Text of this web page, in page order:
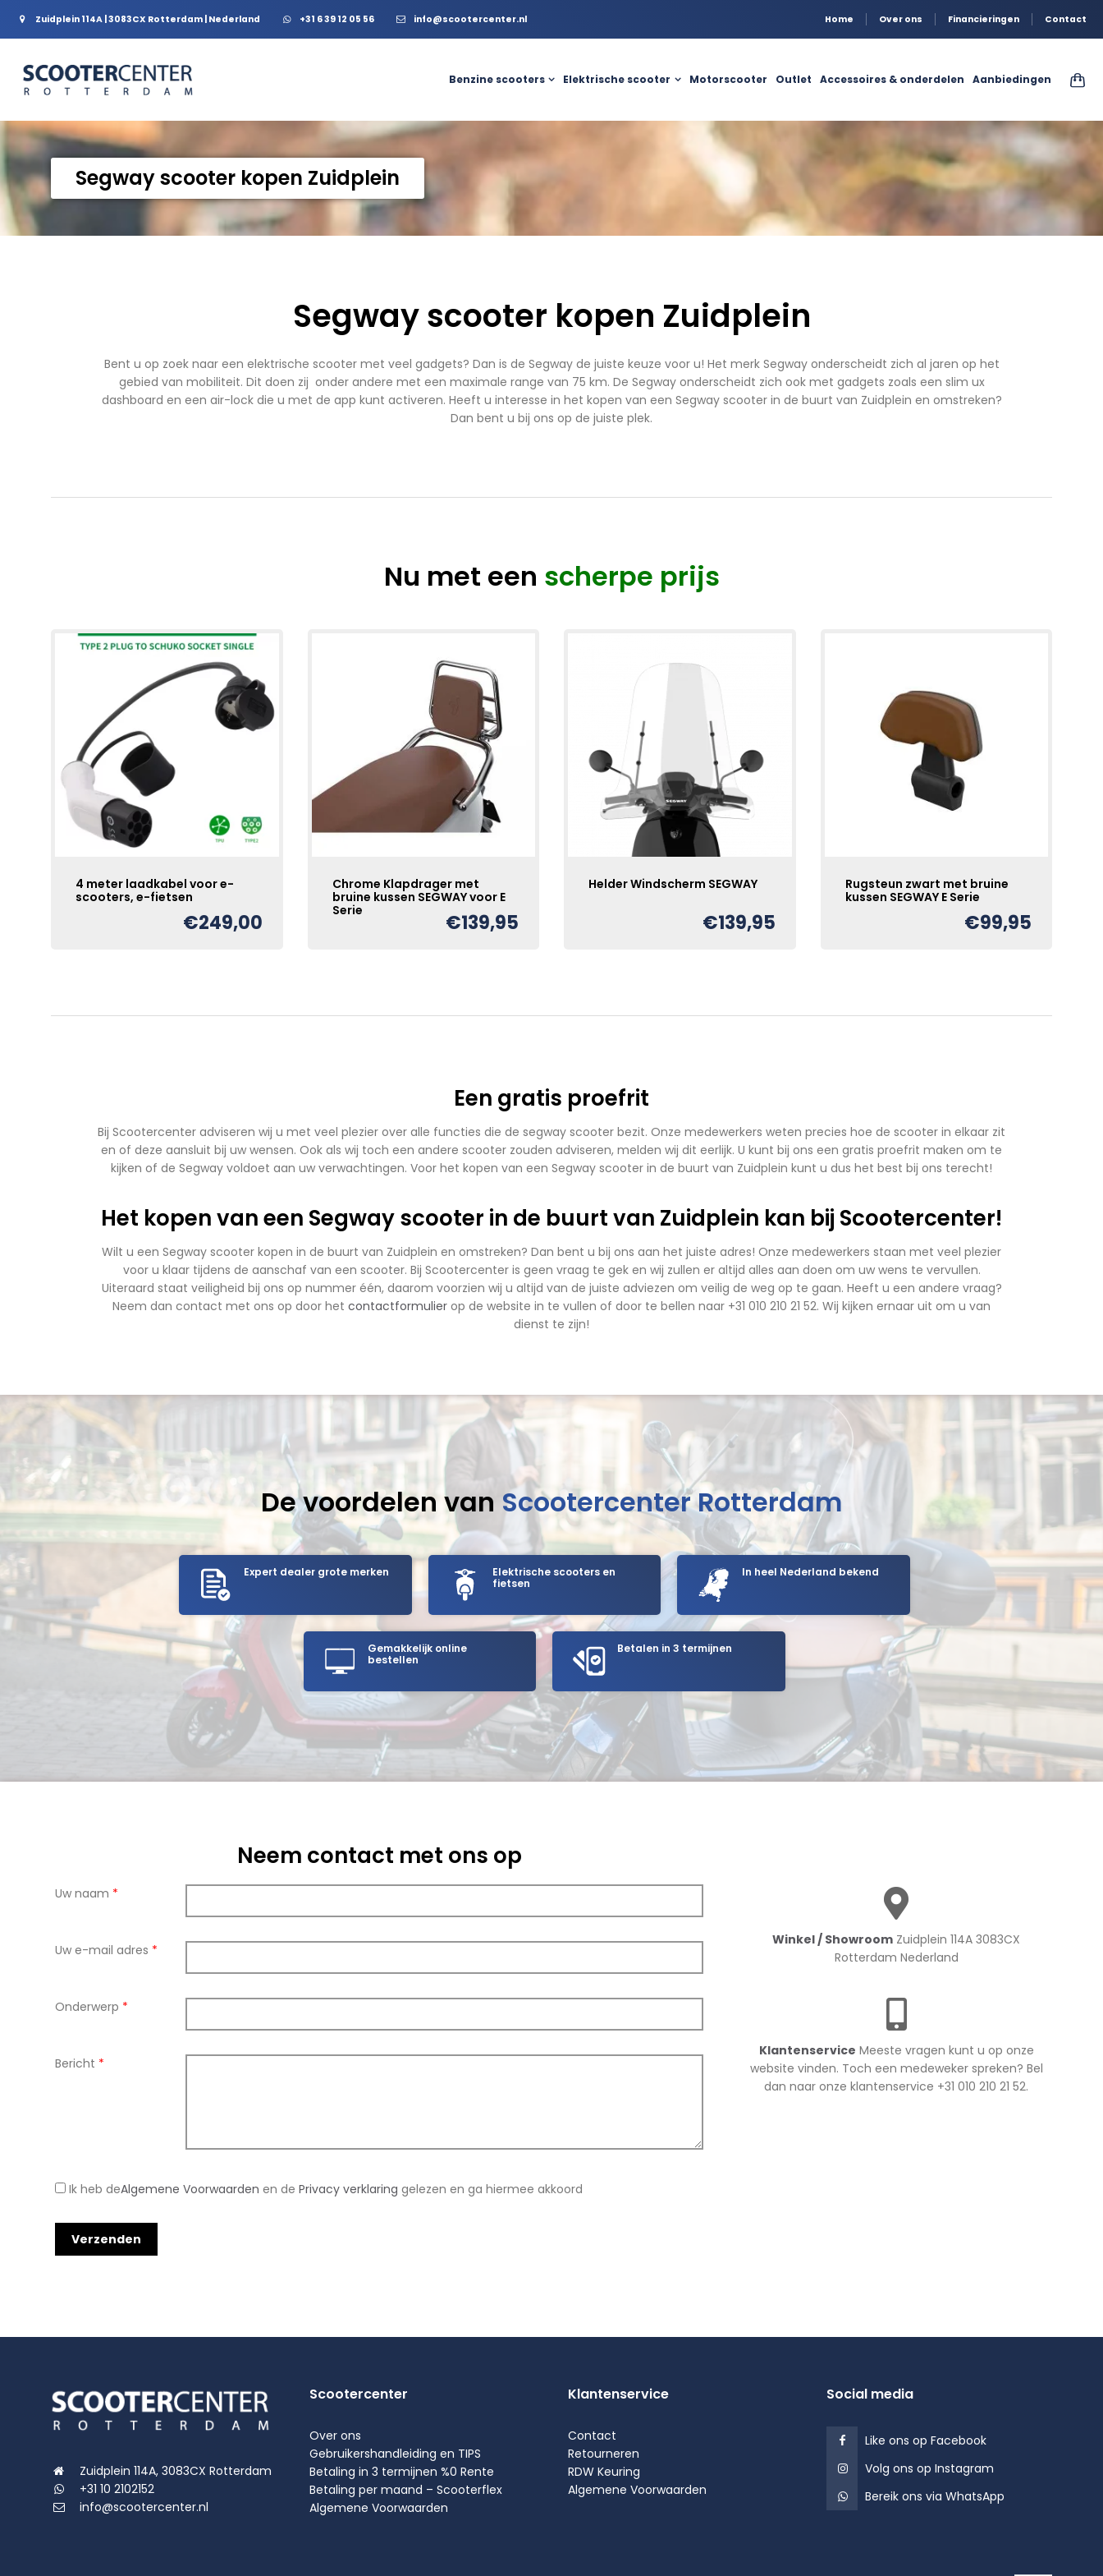
Zuidplein 114A | 3083CX Rotterdam | Nederland +31 6 39 12 05 56 info@scootercenter.nl Home Over ons Financieringen Contact
Benzine scooters Elektrische scooter Motorscooter Outlet Accessoires & onderdelen Aanbiedingen
Segway scooter kopen Zuidplein
Segway scooter kopen Zuidplein
Bent u op zoek naar een elektrische scooter met veel gadgets? Dan is de Segway de juiste keuze voor u! Het merk Segway onderscheidt zich al jaren op het
gebied van mobiliteit. Dit doen zij onder andere met een maximale range van 75 km. De Segway onderscheidt zich ook met gadgets zoals een slim ux
dashboard en een air-lock die u met de app kunt activeren. Heeft u interesse in het kopen van een Segway scooter in de buurt van Zuidplein en omstreken?
Dan bent u bij ons op de juiste plek.
Nu met een scherpe prijs
4 meter laadkabel voor e-
scooters, e-fietsen
€249,00
Chrome Klapdrager met
bruine kussen SEGWAY voor E
Serie
€139,95
Helder Windscherm SEGWAY
€139,95
Rugsteun zwart met bruine
kussen SEGWAY E Serie
€99,95
Een gratis proefrit
Bij Scootercenter adviseren wij u met veel plezier over alle functies die de segway scooter bezit. Onze medewerkers weten precies hoe de scooter in elkaar zit
en of deze aansluit bij uw wensen. Ook als wij toch een andere scooter zouden adviseren, melden wij dit eerlijk. U kunt bij ons een gratis proefrit maken om te
kijken of de Segway voldoet aan uw verwachtingen. Voor het kopen van een Segway scooter in de buurt van Zuidplein kunt u dus het best bij ons terecht!
Het kopen van een Segway scooter in de buurt van Zuidplein kan bij Scootercenter!
Wilt u een Segway scooter kopen in de buurt van Zuidplein en omstreken? Dan bent u bij ons aan het juiste adres! Onze medewerkers staan met veel plezier
voor u klaar tijdens de aanschaf van een scooter. Bij Scootercenter is geen vraag te gek en wij zullen er altijd alles aan doen om uw wens te vervullen.
Uiteraard staat veiligheid bij ons op nummer één, daarom voorzien wij u altijd van de juiste adviezen om veilig de weg op te gaan. Heeft u een andere vraag?
Neem dan contact met ons op door het contactformulier op de website in te vullen of door te bellen naar +31 010 210 21 52. Wij kijken ernaar uit om u van
dienst te zijn!
De voordelen van Scootercenter Rotterdam
Expert dealer grote merken
Elektrische scooters en
fietsen
In heel Nederland bekend
Gemakkelijk online
bestellen
Betalen in 3 termijnen
Neem contact met ons op
Uw naam *
Uw e-mail adres *
Onderwerp *
Bericht *
Ik heb deAlgemene Voorwaarden en de Privacy verklaring gelezen en ga hiermee akkoord
Winkel / Showroom Zuidplein 114A 3083CX
Rotterdam Nederland
Klantenservice Meeste vragen kunt u op onze
website vinden. Toch een medeweker spreken? Bel
dan naar onze klantenservice +31 010 210 21 52.
Zuidplein 114A, 3083CX Rotterdam
+31 10 2102152
info@scootercenter.nl
Scootercenter
Over ons
Gebruikershandleiding en TIPS
Betaling in 3 termijnen %0 Rente
Betaling per maand – Scooterflex
Algemene Voorwaarden
Klantenservice
Contact
Retourneren
RDW Keuring
Algemene Voorwaarden
Social media
Like ons op Facebook
Volg ons op Instagram
Bereik ons via WhatsApp